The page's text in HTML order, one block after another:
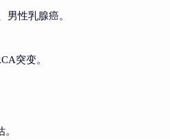
男性乳腺癌。
突变。